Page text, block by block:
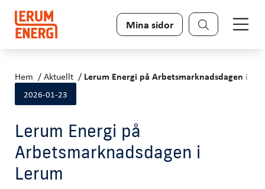
Sök
Mina sidor
Hem Aktuellt Lerum Energi på Arbetsmarknadsdagen i
2026-01-23
Lerum Energi på
Arbetsmarknadsdagen i
Lerum